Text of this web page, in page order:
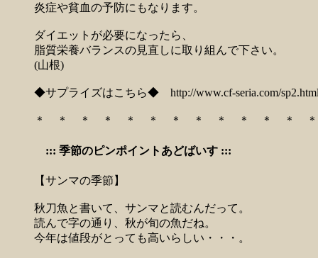
炎症や貧血の予防にもなります。
ダイエットが必要になったら、
脂質栄養バランスの見直しに取り組んで下さい。
(山根)
◆サプライズはこちら◆ http://www.cf-seria.com/sp2.html
＊ ＊ ＊ ＊ ＊ ＊ ＊ ＊ ＊ ＊ ＊ ＊
::: 季節のピンポイントあどばいす :::
【サンマの季節】
秋刀魚と書いて、サンマと読むんだって。
読んで字の通り、秋が旬の魚だね。
今年は値段がとっても高いらしい・・・。